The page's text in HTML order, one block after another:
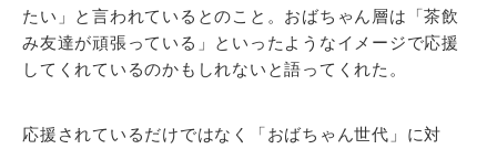
たい」と言われているとのこと。おばちゃん層は「茶飲
み友達が頑張っている」といったようなイメージで応援
してくれているのかもしれないと語ってくれた。
応援されているだけではなく「おばちゃん世代」に対